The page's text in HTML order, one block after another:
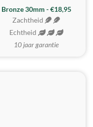
BESTE KOOP
Bronze 30mm - €18,95
Zachtheid
Echtheid
10 jaar garantie